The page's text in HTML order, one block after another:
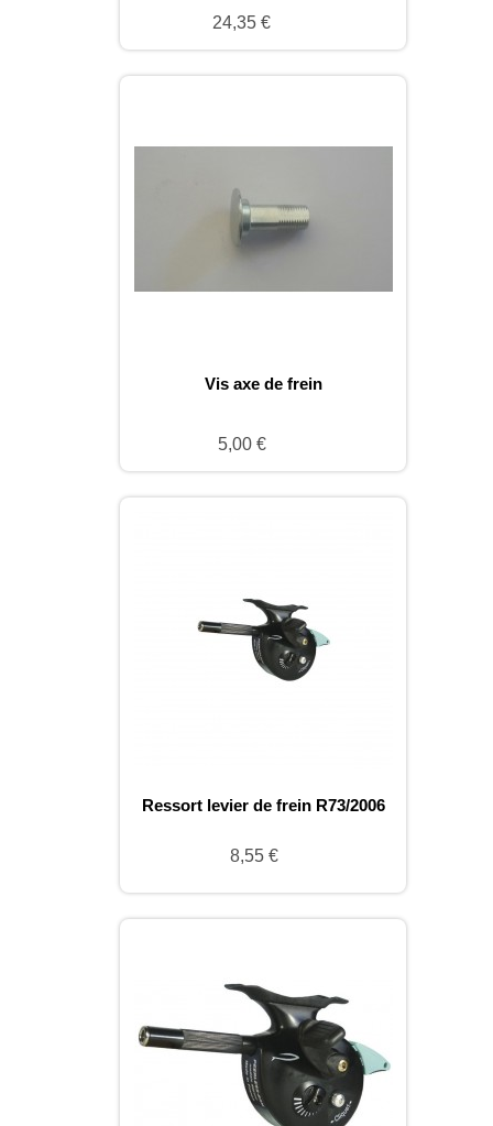
24,35 €
Vis axe de frein
5,00 €
Ressort levier de frein R73/2006
8,55 €